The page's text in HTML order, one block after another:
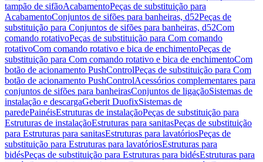
tampão de sifãoAcabamentoPeças de substituição para
AcabamentoConjuntos de sifões para banheiras, d52Peças de
substituição para Conjuntos de sifões para banheiras, d52Com
comando rotativoPeças de substituição para Com comando
rotativoCom comando rotativo e bica de enchimentoPeças de
substituição para Com comando rotativo e bica de enchimentoCom
botão de acionamento PushControlPeças de substituição para Com
botão de acionamento PushControlAcessórios complementares para
conjuntos de sifões para banheirasConjuntos de ligaçãoSistemas de
instalação e descargaGeberit DuofixSistemas de
paredePainéisEstruturas de instalaçãoPeças de substituição para
Estruturas de instalaçãoEstruturas para sanitasPeças de substituição
para Estruturas para sanitasEstruturas para lavatóriosPeças de
substituição para Estruturas para lavatóriosEstruturas para
bidésPeças de substituição para Estruturas para bidésEstruturas para